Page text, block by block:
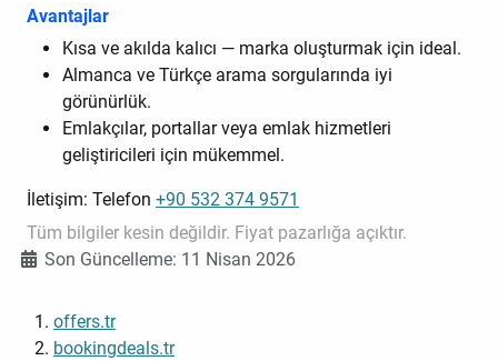
Avantajlar
Kısa ve akılda kalıcı — marka oluşturmak için ideal.
Almanca ve Türkçe arama sorgularında iyi
görünürlük.
Emlakçılar, portallar veya emlak hizmetleri
geliştiricileri için mükemmel.
İletişim: Telefon +90 532 374 9571
Tüm bilgiler kesin değildir. Fiyat pazarlığa açıktır.
Ayrıntılar
Son Güncelleme: 11 Nisan 2026
offers.tr
bookingdeals.tr